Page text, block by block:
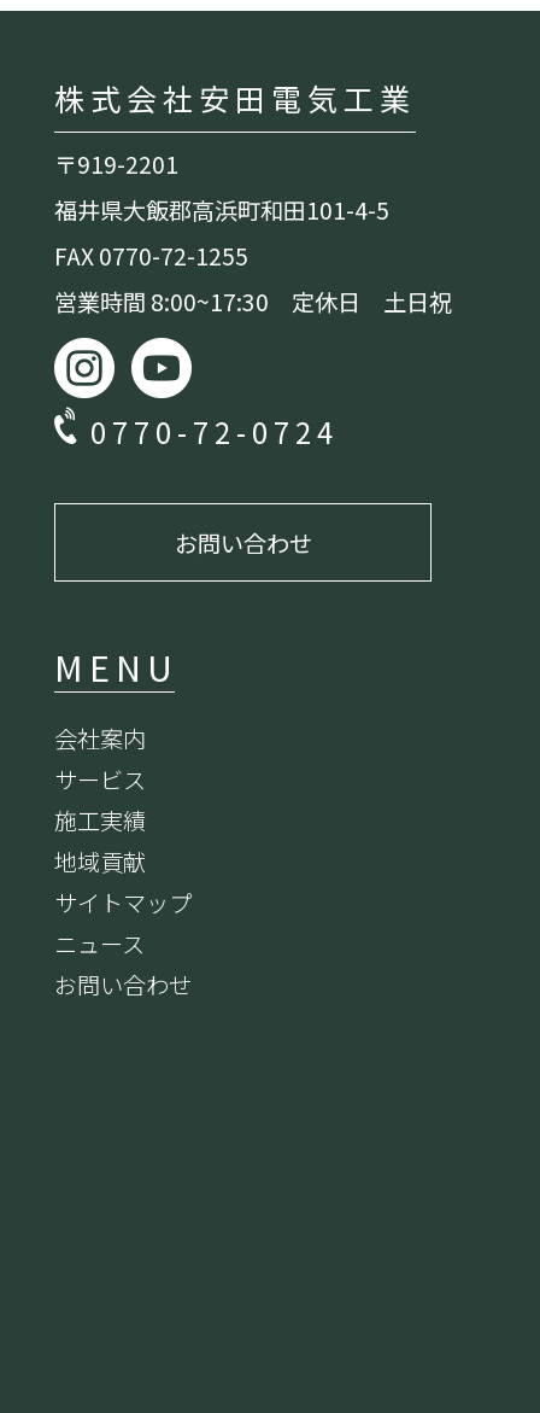
株式会社安田電気工業
〒919-2201
福井県大飯郡高浜町和田101-4-5
FAX 0770-72-1255
営業時間 8:00~17:30 定休日 土日祝
0770-72-0724
お問い合わせ
MENU
会社案内
サービス
施工実績
地域貢献
サイトマップ
ニュース
お問い合わせ